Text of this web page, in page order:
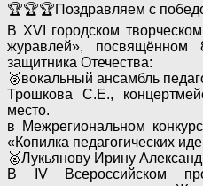
🏆🏆🏆Поздравляем с
В XVI городском
журавлей»,
защитника Отечества:
🥉вокальный ансамбль
Трошкова С.Е.,
место.
в Межрегиональном
«Копилка педагогических
🥈Лукьянову Ирину
В IV Всероссийском